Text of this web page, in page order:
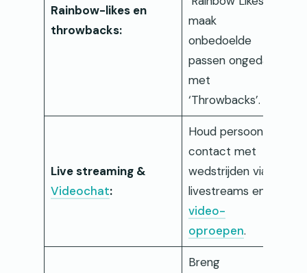
Rainbow-likes en
throwbacks:
maak
onbedoelde
passen ongedaan
met
‘Throwbacks’.
Live streaming &
Videochat:
Houd persoonlijk
contact met
wedstrijden via
livestreams en
video-
oproepen.
Breng